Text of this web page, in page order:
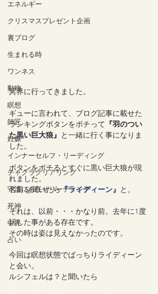
エネルギー
クリスマスプレゼント企画
裏ブログ
生まれる時
ワンネス
動物
瞑想
師匠
妊娠
インナーセルフ・リーディング
チャクラクリアリング
守護にお任せリーディング
死神
中界
占い
冥界に行ってきました。
ギューに言われて、ブログ記事に載せた
ランキングボタンをポチって
『羽のつい
た黒い巨大狼』 と一緒に行く事になりま
した。
ボタンをポチるとすぐに黒い巨大狼が現
れました。
名前を聞いたら『ライディーン』 と。
それは、以前・・・かなり前。去年に1度
話した事がある存在です。
その時は姿は見えなかったのです。
今回は瞑想状態でばっちりライディーン
と会い。
ルシフェルは？と聞いたら